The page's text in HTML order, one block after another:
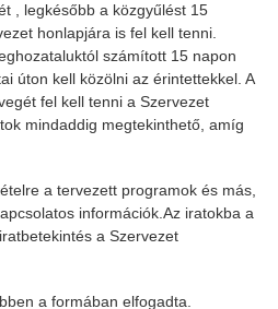
, legkésőbb a közgyűlést 15
honlapjára is fel kell tenni.
számított 15 napon
úton kell közölni az érintettekkel. A
fel kell tenni a Szervezet
mindaddig megtekinthető, amíg
a tervezett programok és más,
információk.Az iratokba a
a Szervezet
a formában elfogadta.